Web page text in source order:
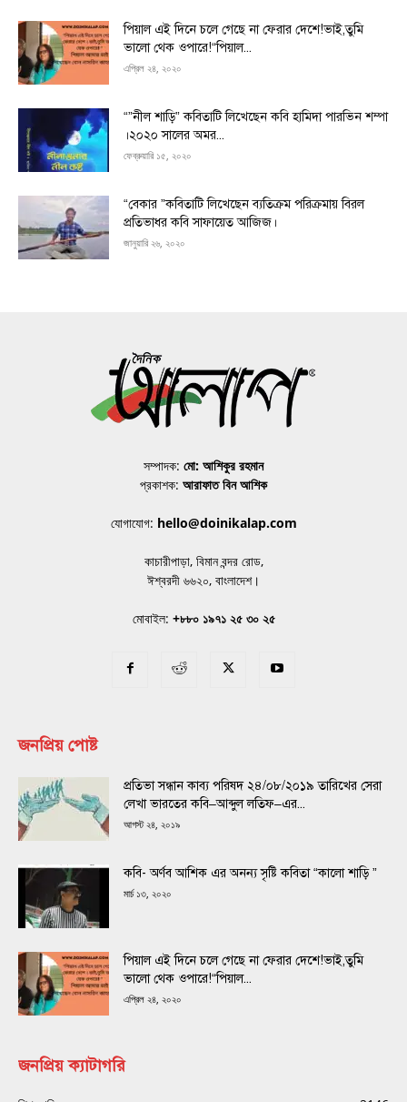
পিয়াল এই দিনে চলে গেছে না ফেরার দেশে!ভাই,তুমি
ভালো থেক ওপারে!“পিয়াল...
এপ্রিল ২৪, ২০২০
“”নীল শাড়ি” কবিতাটি লিখেছেন কবি হামিদা পারভিন শম্পা
।২০২০ সালের অমর...
ফেব্রুয়ারি ১৫, ২০২০
“বেকার ”কবিতাটি লিখেছেন ব্যতিক্রম পরিক্রমায় বিরল
প্রতিভাধর কবি সাফায়েত আজিজ।
জানুয়ারি ২৬, ২০২০
সম্পাদক: মো: আশিকুর রহমান
প্রকাশক: আরাফাত বিন আশিক
যোগাযোগ: hello@doinikalap.com
কাচারীপাড়া, বিমান বন্দর রোড,
ঈশ্বরদী ৬৬২০, বাংলাদেশ।
মোবাইল: +৮৮০ ১৯৭১ ২৫ ৩০ ২৫
জনপ্রিয় পোষ্ট
প্রতিভা সন্ধান কাব্য পরিষদ ২৪/০৮/২০১৯ তারিখের সেরা
লেখা ভারতের কবি–আব্দুল লতিফ–এর...
আগস্ট ২৪, ২০১৯
কবি- অর্ণব আশিক এর অনন্য সৃষ্টি কবিতা “কালো শাড়ি ”
মার্চ ১৩, ২০২০
পিয়াল এই দিনে চলে গেছে না ফেরার দেশে!ভাই,তুমি
ভালো থেক ওপারে!“পিয়াল...
এপ্রিল ২৪, ২০২০
জনপ্রিয় ক্যাটাগরি